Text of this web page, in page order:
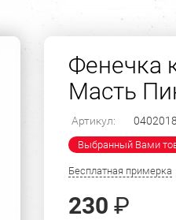
Фенечка
Масть
Артикул:
Выбранный Вами
Бесплатная примерка
230 ₽